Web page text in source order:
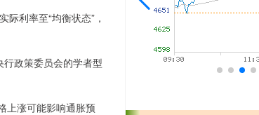
利率至“均衡状态”，
政策委员会的学者型
上涨可能影响通胀预